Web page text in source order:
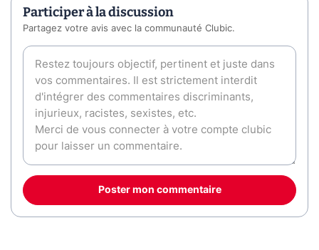
Participer à la discussion
Partagez votre avis avec la communauté Clubic.
Poster mon commentaire